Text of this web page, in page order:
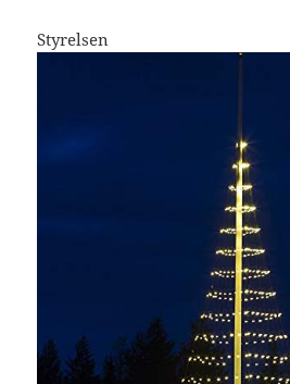
Styrelsen